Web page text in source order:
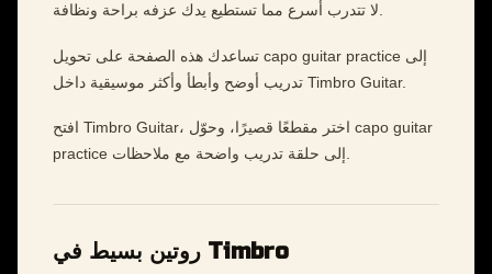
لا تتدرب أسرع مما تستطيع يدك عزفه براحة ونظافة.
تساعدك هذه الصفحة على تحويل capo guitar practice إلى
تدريب أوضح وأبطأ وأكثر موسيقية داخل Timbro Guitar.
افتح Timbro Guitar، اختر مقطعًا قصيرًا، وحوّل capo guitar
practice إلى حلقة تدريب واضحة مع ملاحظات.
روتين بسيط في Timbro